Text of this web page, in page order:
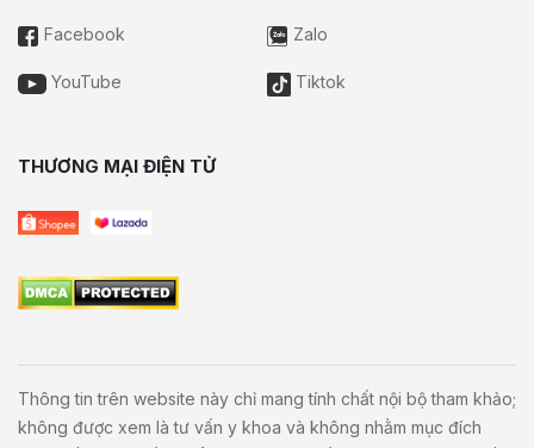
Facebook Zalo
YouTube Tiktok
THƯƠNG MẠI ĐIỆN TỬ
Thông tin trên website này chỉ mang tính chất nội bộ tham khảo;
không được xem là tư vấn y khoa và không nhằm mục đích